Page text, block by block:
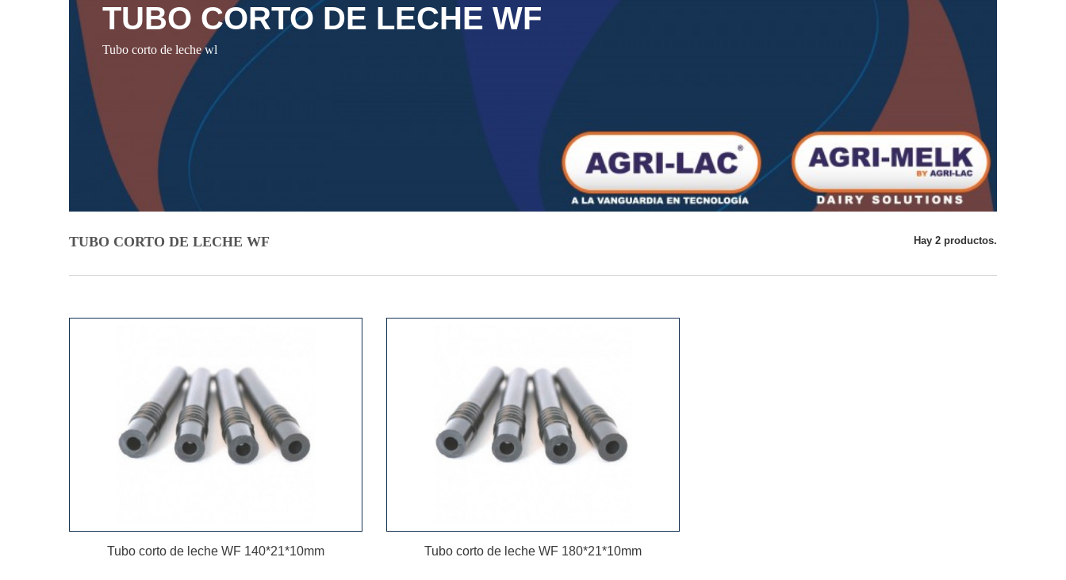
TUBO CORTO DE LECHE WF
Tubo corto de leche wl
TUBO CORTO DE LECHE WF Hay 2 productos.
Tubo corto de leche WF 140*21*10mm Tubo corto de leche WF 180*21*10mm